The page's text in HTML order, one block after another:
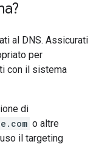
al DNS. Assicurati
per
con il sistema
di
o altre
il targeting